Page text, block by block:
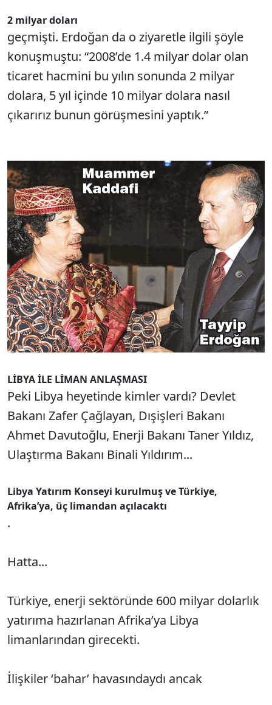
2 milyar doları
geçmişti. Erdoğan da o ziyaretle ilgili şöyle
konuşmuştu: “2008’de 1.4 milyar dolar olan
ticaret hacmini bu yılın sonunda 2 milyar
dolara, 5 yıl içinde 10 milyar dolara nasıl
çıkarırız bunun görüşmesini yaptık.”
LİBYA İLE LİMAN ANLAŞMASI
Peki Libya heyetinde kimler vardı? Devlet
Bakanı Zafer Çağlayan, Dışişleri Bakanı
Ahmet Davutoğlu, Enerji Bakanı Taner Yıldız,
Ulaştırma Bakanı Binali Yıldırım...
Libya Yatırım Konseyi kurulmuş ve Türkiye,
Afrika’ya, üç limandan açılacaktı
.
Hatta...
Türkiye, enerji sektöründe 600 milyar dolarlık
yatırıma hazırlanan Afrika’ya Libya
limanlarından girecekti.
İlişkiler ‘bahar’ havasındaydı ancak